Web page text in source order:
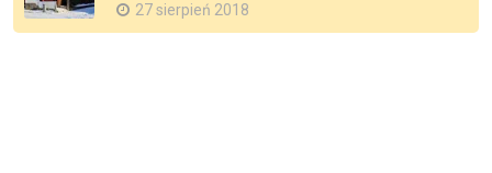
27 sierpień 2018